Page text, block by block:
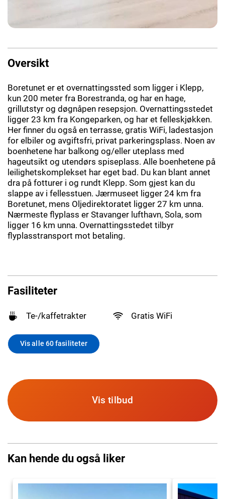
Oversikt
Boretunet er et overnattingssted som ligger i Klepp,
kun 200 meter fra Borestranda, og har en hage,
grillutstyr og døgnåpen resepsjon. Overnattingsstedet
ligger 23 km fra Kongeparken, og har et felleskjøkken.
Her finner du også en terrasse, gratis WiFi, ladestasjon
for elbiler og avgiftsfri, privat parkeringsplass. Noen av
boenhetene har balkong og/eller uteplass med
hageutsikt og utendørs spiseplass. Alle boenhetene på
leilighetskomplekset har eget bad. Du kan blant annet
dra på fotturer i og rundt Klepp. Som gjest kan du
slappe av i fellesstuen. Jærmuseet ligger 24 km fra
Boretunet, mens Oljedirektoratet ligger 27 km unna.
Nærmeste flyplass er Stavanger lufthavn, Sola, som
ligger 16 km unna. Overnattingsstedet tilbyr
flyplasstransport mot betaling.
Fasiliteter
Te-/kaffetrakter Gratis WiFi
Vis alle 60 fasiliteter
Vis tilbud
Kan hende du også liker